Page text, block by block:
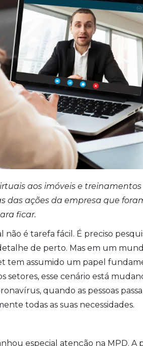
aos imóveis e
das ações da empresa que
ficar.
é tarefa fácil. É preciso
de perto. Mas em um
tem assumido um papel
setores, esse cenário está
quando as pessoas
todas as suas necessidades.
especial atenção na MPD. A